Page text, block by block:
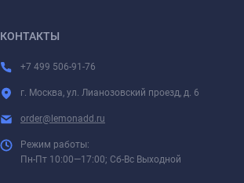
КОНТАКТЫ
+7 499 506-91-76
г. Москва, ул. Лианозовский проезд, д. 6
order@lemonadd.ru
Режим работы:
Пн-Пт 10:00—17:00; Сб-Вс Выходной